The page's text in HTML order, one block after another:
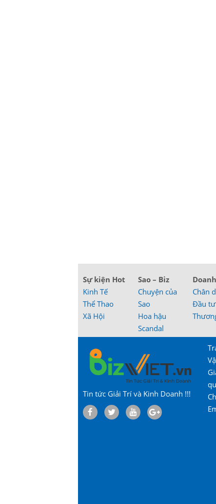
Sự kiện Hot
Kinh Tế
Thể Thao
Xã Hội
Sao – Biz
Chuyện của
Sao
Hoa hậu
Scandal
Chân
Đầu tư
Tin tức Giải Trí và Kinh Doanh !!!